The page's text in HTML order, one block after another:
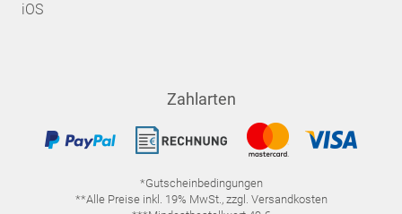
iOS
Zahlarten
*Gutscheinbedingungen
**Alle Preise inkl. 19% MwSt., zzgl. Versandkosten